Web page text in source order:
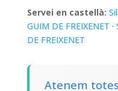
Servei en castellà:
GUIM DE FREIXENET ·
DE FREIXENET
Atenem